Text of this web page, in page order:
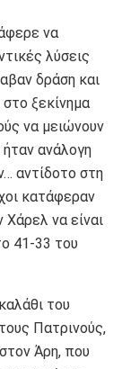
να
λύσεις
δράση και
ξεκίνημα
να μειώνουν
ανάλογη
αντίδοτο στη
κατάφεραν
Χάρελ να είναι
41-33 του
του
Πατρινούς,
Άρη, που